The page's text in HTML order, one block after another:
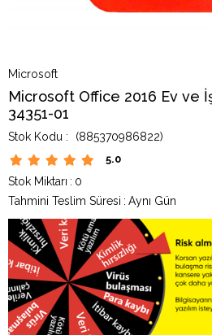
Microsoft
Microsoft Office 2016 Ev ve
34351-01
(885370986822)
5.0
Stok Miktarı : 0
Tahmini Teslim Süresi : Aynı Gün